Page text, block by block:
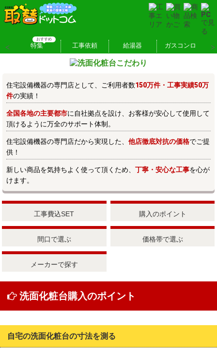
住宅設備機器の専門店として、ご利用者数150万件・工事実績50万
件の実績！
全国各地の主要都市に自社拠点を設け、お客様が安心して使用して
頂けるように万全のサポート体制。
住宅設備機器の専門店だから実現した、 他店徹底対抗の価格でご提
供！
新しい商品を気持ちよく使って頂くため、 丁寧・安心な工事を心が
けます。
工事費込SET 購入のポイント
間口で選ぶ 価格帯で選ぶ
メーカーで探す
洗面化粧台購入のポイント
自宅の洗面化粧台の寸法を測る